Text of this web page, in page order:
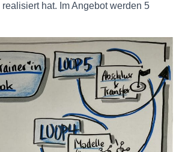
realisiert hat. Im Angebot werden 5